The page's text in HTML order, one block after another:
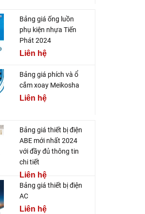
Bảng giá ống luồn
phụ kiện nhựa Tiến
Phát 2024
Liên hệ
Bảng giá phích và ổ
cắm xoay Meikosha
Liên hệ
Bảng giá thiết bị điện
ABE mới nhất 2024
với đầy đủ thông tin
chi tiết
Liên hệ
Bảng giá thiết bị điện
AC
Liên hệ